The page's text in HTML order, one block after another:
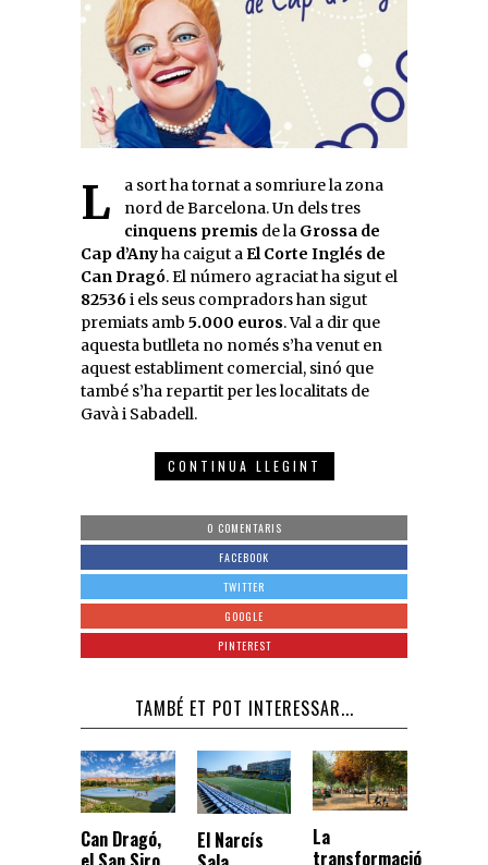
La sort ha tornat a somriure la zona
nord de Barcelona. Un dels tres
cinquens premis de la Grossa de
Cap d’Anyha caigut aEl Corte Inglés de
Can Dragó. El número agraciat ha sigut el
82536i els seus compradors han sigut
premiats amb 5.000 euros. Val a dir que
aquesta butlleta no només s’ha venut en
aquest establiment comercial, sinó que
també s’ha repartit per les localitats de
Gavà i Sabadell.
CONTINUA LLEGINT
0 COMENTARIS
FACEBOOK
TWITTER
GOOGLE
PINTEREST
TAMBÉ ET POT INTERESSAR...
Can Dragó,
El Narcís
La
transformació